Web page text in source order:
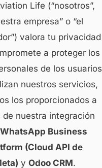
Life (“nosotros”,
empresa” o “el
valora tu privacidad
a proteger los
de los usuarios
nuestros servicios,
los proporcionados a
de nuestra integración
WhatsApp Business
(Cloud API de
yOdoo CRM.